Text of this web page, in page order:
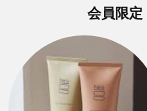
会員限定